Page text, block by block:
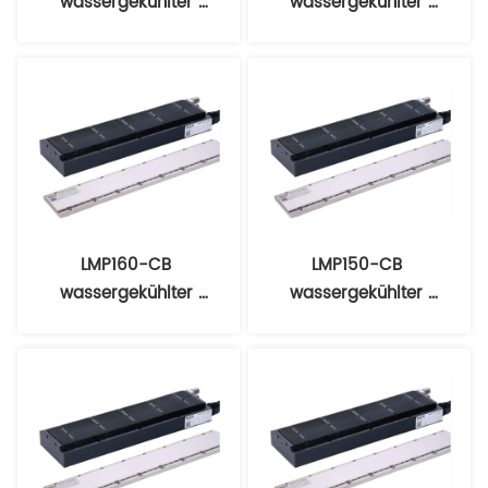
LMP160-CB
wassergekühlter
LMP150-CB
wassergekühlter